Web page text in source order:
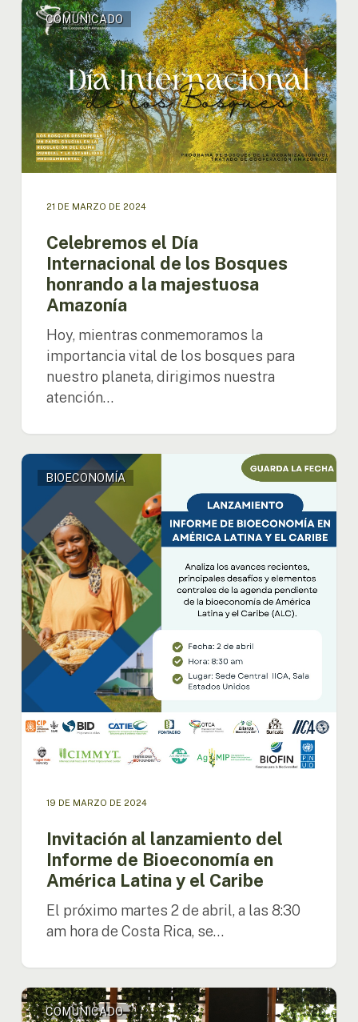
Celebremos
el
Día
Internacional
de
los
Bosques
honrando
COMUNICADO
21 DE MARZO DE 2024
Celebremos el Día
Internacional de los Bosques
honrando a la majestuosa
Amazonía
Hoy, mientras conmemoramos la
importancia vital de los bosques para
nuestro planeta, dirigimos nuestra
atención…
Invitación
lanzamiento
del
Informe
de
Bioeconomía
en
América
Latina
Caribe
BIOECONOMÍA
19 DE MARZO DE 2024
Invitación al lanzamiento del
Informe de Bioeconomía en
América Latina y el Caribe
El próximo martes 2 de abril, a las 8:30
am hora de Costa Rica, se…
Nuevas
directoras
COMUNICADO